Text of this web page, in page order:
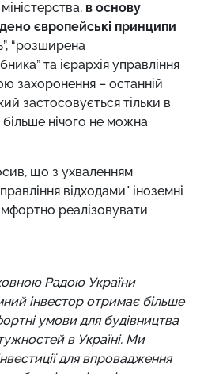
в основу
європейські принципи
“розширена
та ієрархія управління
захоронення – останній
застосовується тільки в
більше нічого не можна
що з ухваленням
відходами" іноземні
реалізовувати
Радою України
інвестор отримає більше
умови для будівництва
в Україні. Ми
для впровадження